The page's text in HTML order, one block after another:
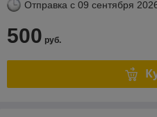
Отправка с 09 сентября
500 руб.